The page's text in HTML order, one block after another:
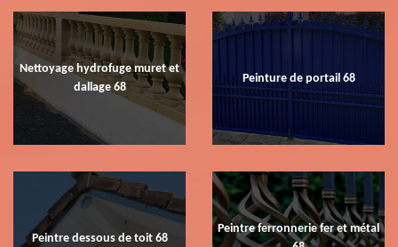
Nettoyage hydrofuge muret et
dallage 68
Peinture de portail 68
Peintre dessous de toit 68
Peintre ferronnerie fer et métal